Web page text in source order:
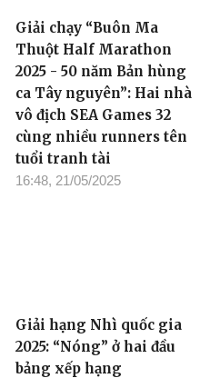
Giải chạy “Buôn Ma
Thuột Half Marathon
2025 - 50 năm Bản hùng
ca Tây nguyên”: Hai nhà
vô địch SEA Games 32
cùng nhiều runners tên
tuổi tranh tài
16:48, 21/05/2025
Giải hạng Nhì quốc gia
2025: “Nóng” ở hai đầu
bảng xếp hạng